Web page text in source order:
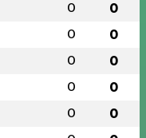
0 0
0 0
0 0
0 0
0 0